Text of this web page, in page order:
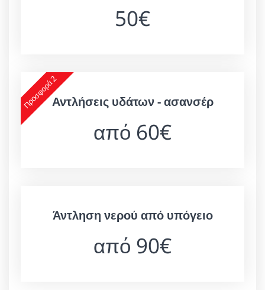
50€
Προσφορά 2Αντλήσεις υδάτων - ασανσέρ
από 60€
Άντληση νερού από υπόγειο
από 90€